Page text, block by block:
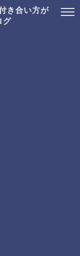
き合い方が
グ